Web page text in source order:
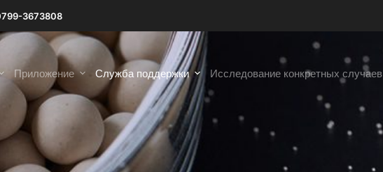
3673808
Приложение Служба поддержки Исследование конкретных случаев